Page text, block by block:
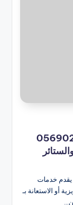
بالخبر 0569021901
يقدم خدمات
أو الاستعانة بـ